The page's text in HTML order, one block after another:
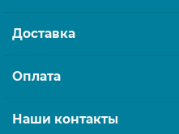
Доставка
Оплата
Наши контакты